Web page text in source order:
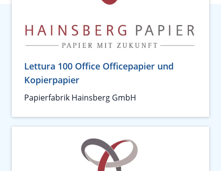
Lettura 100 Office Officepapier und
Kopierpapier
Papierfabrik Hainsberg GmbH